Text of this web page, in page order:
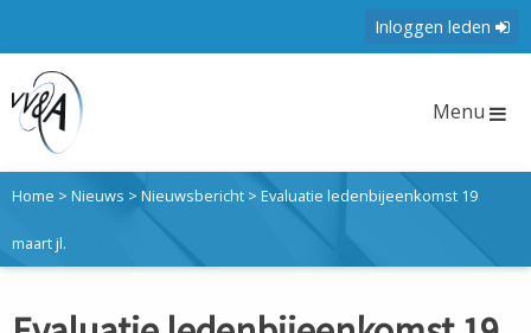
Inloggen leden
Menu
Home > Nieuws > Nieuwsbericht > Evaluatie ledenbijeenkomst 19
maart jl.